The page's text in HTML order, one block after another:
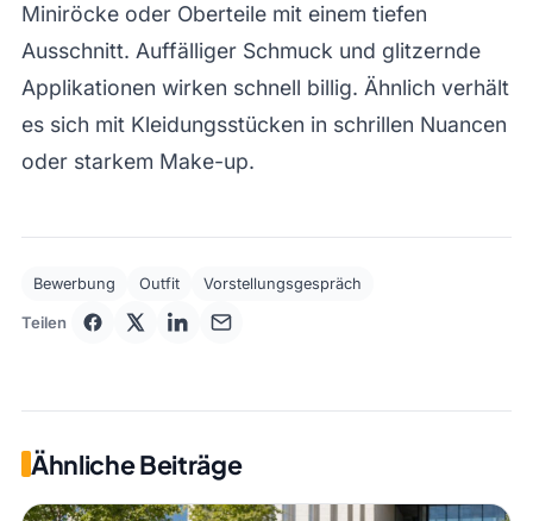
Miniröcke oder Oberteile mit einem tiefen
Ausschnitt. Auffälliger Schmuck und glitzernde
Applikationen wirken schnell billig. Ähnlich verhält
es sich mit Kleidungsstücken in schrillen Nuancen
oder starkem Make-up.
Bewerbung Outfit Vorstellungsgespräch
Teilen
Ähnliche Beiträge